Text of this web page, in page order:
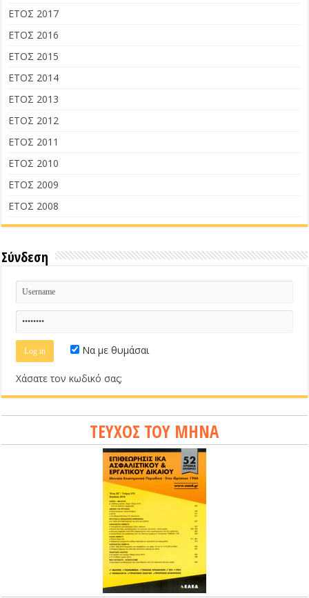
ΕΤΟΣ 2017
ΕΤΟΣ 2016
ΕΤΟΣ 2015
ΕΤΟΣ 2014
ΕΤΟΣ 2013
ΕΤΟΣ 2012
ΕΤΟΣ 2011
ΕΤΟΣ 2010
ΕΤΟΣ 2009
ΕΤΟΣ 2008
Σύνδεση
Να με θυμάσαι
Χάσατε τον κωδικό σας;
ΤΕΥΧΟΣ ΤΟΥ ΜΗΝΑ